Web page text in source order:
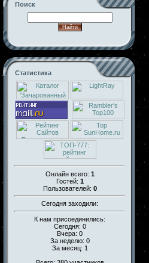
Поиск
Статистика
Онлайн всего: 1
Гостей: 1
Пользователей: 0
Сегодня заходили:
К нам присоединились:
Сегодня: 0
Вчера: 0
За неделю: 0
За месяц: 1